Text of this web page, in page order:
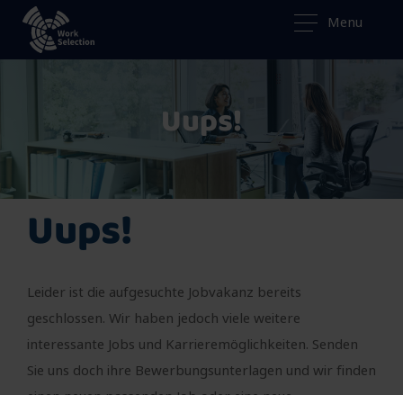
Menu
Uups!
Uups!
Leider ist die aufgesuchte Jobvakanz bereits
geschlossen. Wir haben jedoch viele weitere
interessante Jobs und Karrieremöglichkeiten. Senden
Sie uns doch ihre Bewerbungsunterlagen und wir finden